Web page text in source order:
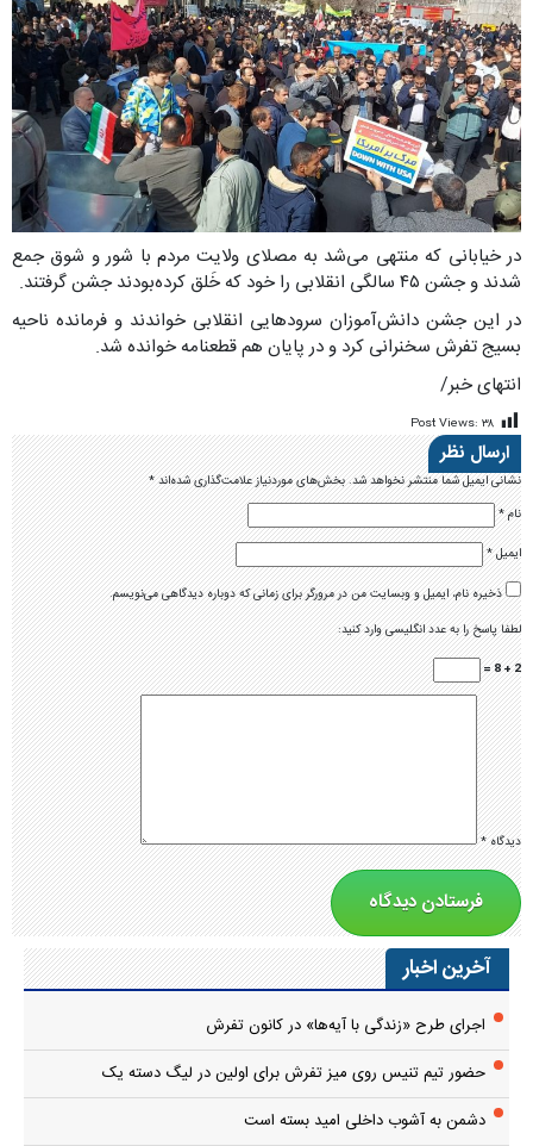
در خیابانی که منتهی می‌شد به مصلای ولایت مردم با شور و شوق جمع
شدند و جشن ۴۵ سالگی انقلابی را خود که خَلق کرده‌بودند جشن گرفتند.
در این جشن دانش‌آموزان سرودهایی انقلابی خواندند و فرمانده ناحیه
بسیج تفرش سخنرانی کرد و در پایان هم قطعنامه خوانده شد.
انتهای خبر/
Post Views: ۳۸
ارسال نظر
نشانی ایمیل شما منتشر نخواهد شد.بخش‌های موردنیاز علامت‌گذاری شده‌اند*
نام*
ایمیل*
ذخیره نام، ایمیل و وبسایت من در مرورگر برای زمانی که دوباره دیدگاهی می‌نویسم.
لطفا پاسخ را به عدد انگلیسی وارد کنید:
2 + 8 =
دیدگاه*
آخرین اخبار
اجرای طرح «زندگی با آیه‌ها» در کانون تفرش
حضور تیم تنیس روی میز تفرش برای اولین در لیگ دسته یک
دشمن به آشوب داخلی امید بسته است